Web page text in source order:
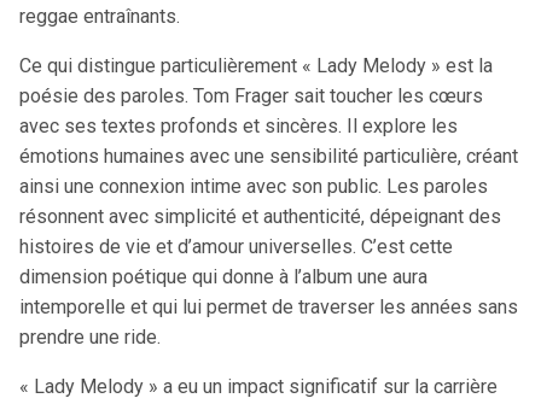
reggae entraînants.
Ce qui distingue particulièrement « Lady Melody » est la
poésie des paroles. Tom Frager sait toucher les cœurs
avec ses textes profonds et sincères. Il explore les
émotions humaines avec une sensibilité particulière, créant
ainsi une connexion intime avec son public. Les paroles
résonnent avec simplicité et authenticité, dépeignant des
histoires de vie et d’amour universelles. C’est cette
dimension poétique qui donne à l’album une aura
intemporelle et qui lui permet de traverser les années sans
prendre une ride.
« Lady Melody » a eu un impact significatif sur la carrière